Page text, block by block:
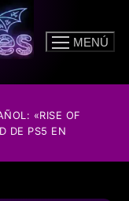
MENÚ
«RISE OF
DE PS5 EN